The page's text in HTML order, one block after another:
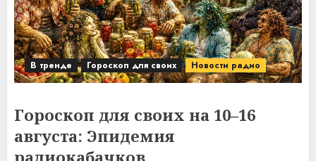
В тренде Гороскоп для своих Новости радио
Гороскоп для своих на 10–16
августа: Эпидемия